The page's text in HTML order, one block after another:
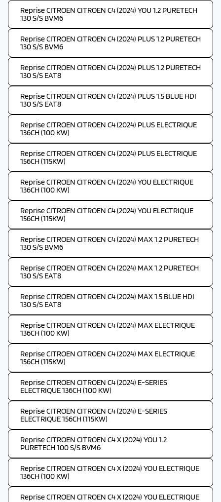
Reprise CITROEN CITROEN C4 (2024) YOU 1.2 PURETECH
130 S/S BVM6
Reprise CITROEN CITROEN C4 (2024) PLUS 1.2 PURETECH
130 S/S BVM6
Reprise CITROEN CITROEN C4 (2024) PLUS 1.2 PURETECH
130 S/S EAT8
Reprise CITROEN CITROEN C4 (2024) PLUS 1.5 BLUE HDI
130 S/S EAT8
Reprise CITROEN CITROEN C4 (2024) PLUS ELECTRIQUE
136CH (100 KW)
Reprise CITROEN CITROEN C4 (2024) PLUS ELECTRIQUE
156CH (115KW)
Reprise CITROEN CITROEN C4 (2024) YOU ELECTRIQUE
136CH (100 KW)
Reprise CITROEN CITROEN C4 (2024) YOU ELECTRIQUE
156CH (115KW)
Reprise CITROEN CITROEN C4 (2024) MAX 1.2 PURETECH
130 S/S BVM6
Reprise CITROEN CITROEN C4 (2024) MAX 1.2 PURETECH
130 S/S EAT8
Reprise CITROEN CITROEN C4 (2024) MAX 1.5 BLUE HDI
130 S/S EAT8
Reprise CITROEN CITROEN C4 (2024) MAX ELECTRIQUE
136CH (100 KW)
Reprise CITROEN CITROEN C4 (2024) MAX ELECTRIQUE
156CH (115KW)
Reprise CITROEN CITROEN C4 (2024) E-SERIES
ELECTRIQUE 136CH (100 KW)
Reprise CITROEN CITROEN C4 (2024) E-SERIES
ELECTRIQUE 156CH (115KW)
Reprise CITROEN CITROEN C4 X (2024) YOU 1.2
PURETECH 100 S/S BVM6
Reprise CITROEN CITROEN C4 X (2024) YOU ELECTRIQUE
136CH (100 KW)
Reprise CITROEN CITROEN C4 X (2024) YOU ELECTRIQUE